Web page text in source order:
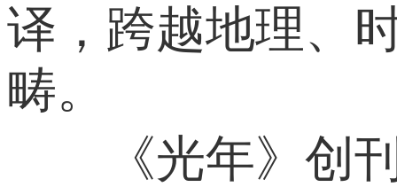
译，跨越地理、
畴。
《光年》创刊